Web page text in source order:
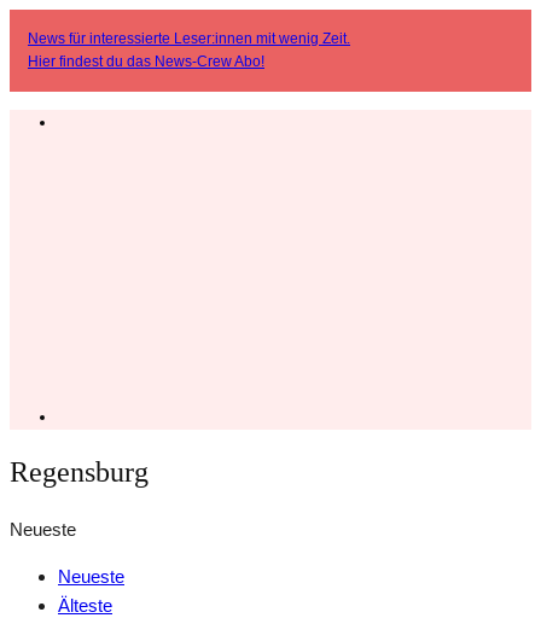
News für interessierte Leser:innen mit wenig Zeit.
Hier findest du das News-Crew Abo!
Regensburg
Neueste
Neueste
Älteste